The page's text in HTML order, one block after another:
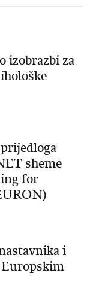
izobrazbi za
sheme
for
i